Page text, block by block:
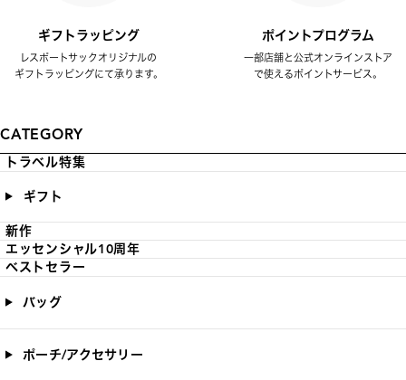
ギフトラッピング
レスポートサックオリジナルの
ギフトラッピングにて承ります。
ポイントプログラム
一部店舗と公式オンラインストア
で使えるポイントサービス。
CATEGORY
トラベル特集
ギフト
新作
エッセンシャル10周年
ベストセラー
バッグ
ポーチ/アクセサリー